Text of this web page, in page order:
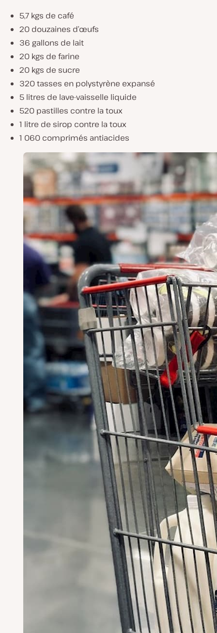
5,7 kgs de café
20 douzaines d’œufs
36 gallons de lait
20 kgs de farine
20 kgs de sucre
320 tasses en polystyrène expansé
5 litres de lave-vaisselle liquide
520 pastilles contre la toux
1 litre de sirop contre la toux
1 060 comprimés antiacides